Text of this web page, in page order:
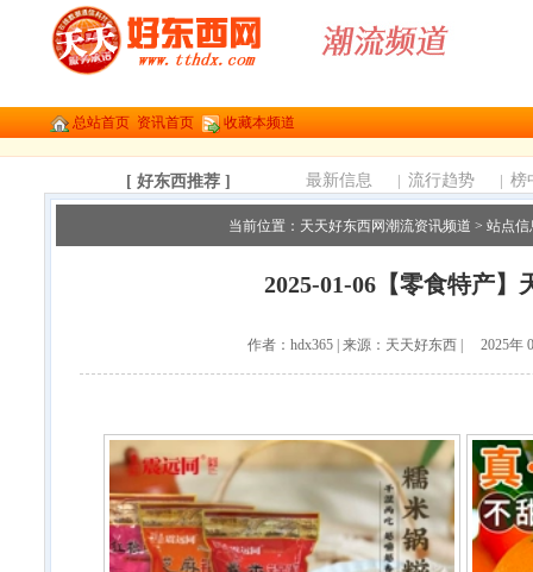
总站首页 资讯首页 收藏本频道
[ 好东西推荐 ] 最新信息 | 流行趋势 | 榜
当前位置： 天天好东西网潮流资讯频道 > 站点信
2025-01-06【零食特产】
作者：hdx365 | 来源：天天好东西 | 2025年